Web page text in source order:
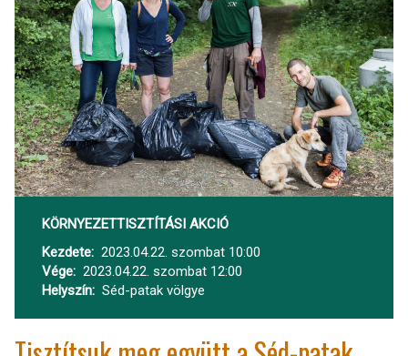
KÖRNYEZETTISZTÍTÁSI AKCIÓ
Kezdete
2023.04.22. szombat 10:00
Vége
2023.04.22. szombat 12:00
Helyszín
Séd-patak völgye